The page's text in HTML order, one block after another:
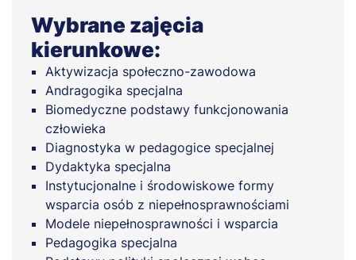
Wybrane zajęcia
kierunkowe:
Aktywizacja społeczno-zawodowa
Andragogika specjalna
Biomedyczne podstawy funkcjonowania
człowieka
Diagnostyka w pedagogice specjalnej
Dydaktyka specjalna
Instytucjonalne i środowiskowe formy
wsparcia osób z niepełnosprawnościami
Modele niepełnosprawności i wsparcia
Pedagogika specjalna